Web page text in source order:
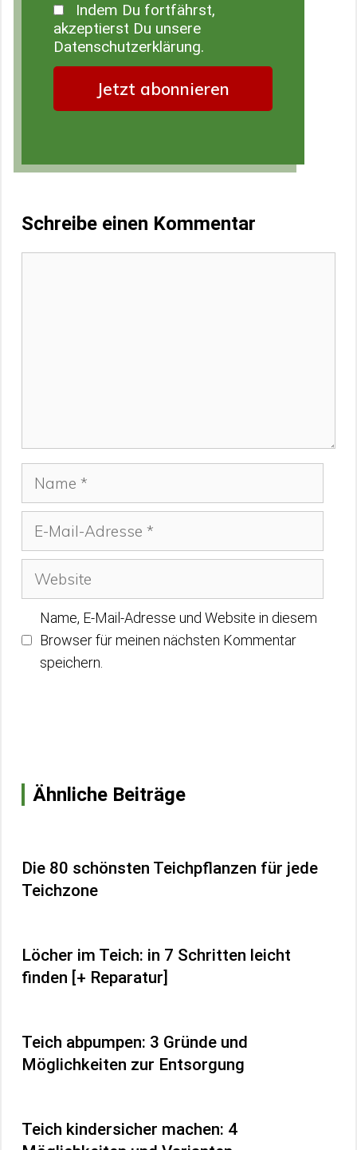
Indem Du fortfährst,
akzeptierst Du unsere
Datenschutzerklärung.
Schreibe einen Kommentar
Name, E-Mail-Adresse und Website in diesem
Browser für meinen nächsten Kommentar
speichern.
Ähnliche Beiträge
Die 80 schönsten Teichpflanzen für jede
Teichzone
Löcher im Teich: in 7 Schritten leicht
finden [+ Reparatur]
Teich abpumpen: 3 Gründe und
Möglichkeiten zur Entsorgung
Teich kindersicher machen: 4